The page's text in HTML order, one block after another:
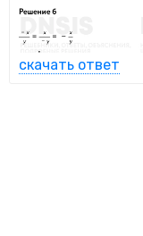
скачать ответ